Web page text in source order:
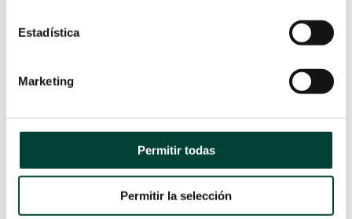
Estadística
Marketing
Permitir todas
Permitir la selección